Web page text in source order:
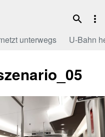
unterwegs U-Bahn